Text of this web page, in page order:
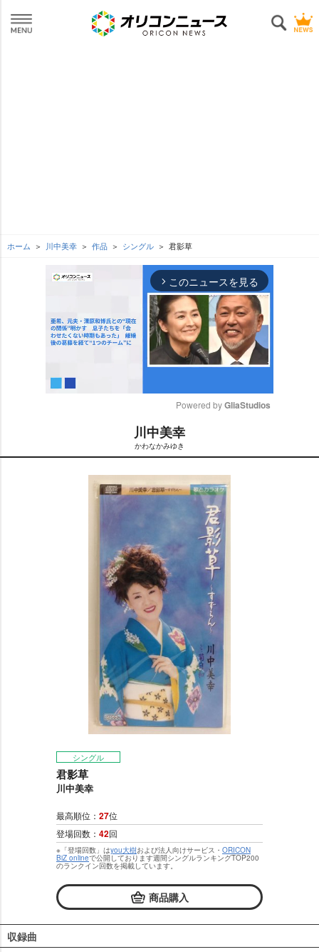
ホーム 川中美幸 作品 シングル 君影草
arrow_forward_ios このニュースを見る
t
e
Powered by GliaStudios
川中美幸
かわなかみゆき
シングル
君影草
川中美幸
最高順位： 27位
登場回数： 42回
※「登場回数」はyou大樹および法人向けサービス・ ORICON
BiZ onlineで公開しております週間シングルランキングTOP200
のランクイン回数を掲載しています。
商品購入
収録曲